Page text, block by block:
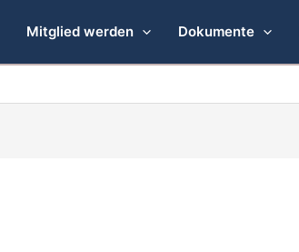
Mitglied werden Dokumente